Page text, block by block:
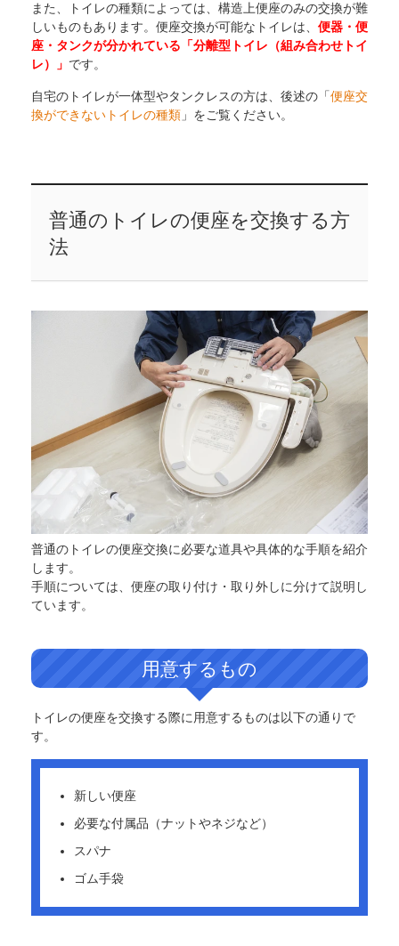
また、トイレの種類によっては、構造上便座のみの交換が難
しいものもあります。便座交換が可能なトイレは、 便器・便
座・タンクが分かれている「分離型トイレ（組み合わせトイ
レ）」 です。
自宅のトイレが一体型やタンクレスの方は、後述の「便座交
換ができないトイレの種類 」をご覧ください。
普通のトイレの便座を交換する方
法
普通のトイレの便座交換に必要な道具や具体的な手順を紹介
します。
手順については、便座の取り付け・取り外しに分けて説明し
ています。
用意するもの
トイレの便座を交換する際に用意するものは以下の通りで
す。
新しい便座
必要な付属品（ナットやネジなど）
スパナ
ゴム手袋